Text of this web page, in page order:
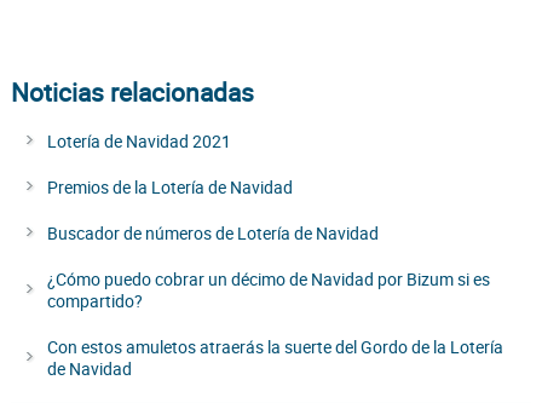
Noticias relacionadas
Lotería de Navidad 2021
Premios de la Lotería de Navidad
Buscador de números de Lotería de Navidad
¿Cómo puedo cobrar un décimo de Navidad por Bizum si es
compartido?
Con estos amuletos atraerás la suerte del Gordo de la Lotería
de Navidad